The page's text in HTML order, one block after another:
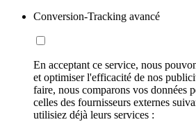
Conversion-Tracking avancé
En acceptant ce service, nous
et optimiser l'efficacité de nos
faire, nous comparons vos données
celles des fournisseurs externes
utilisiez déjà leurs services :